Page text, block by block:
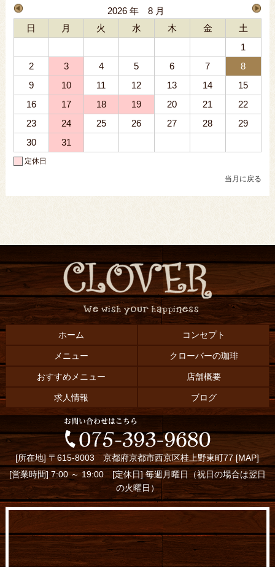
2026 年 8 月
日
月 火 水 木 金
土
1
2
3 4 5 6 7
8
9
10 11 12 13 14
15
16
17 18 19 20 21
22
23
24 25 26 27 28
29
30
31
定休日
当月に戻る
ホーム コンセプト
メニュー クローバーの珈琲
おすすめメニュー 店舗概要
求人情報 ブログ
[所在地] 〒615-8003 京都府京都市西京区桂上野東町77 [MAP]
[営業時間] 7:00 ～ 19:00 [定休日] 毎週月曜日（祝日の場合は翌日
の火曜日）